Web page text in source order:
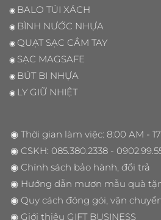
◉ BALO TÚI XÁCH
◉ BÌNH NƯỚC NHỰA
◉ QUẠT SẠC CẦM TAY
◉ SẠC MAGSAFE
◉ BÚT BI NHỰA
◉ LY GIỮ NHIỆT
◉ Thời gian làm việc: 8:00 AM -
◉ CSKH: 085.380.2338 -
◉ Chính sách bảo hành, đổi trả
◉ Hướng dẫn mượn mẫu quà
◉ Quy cách đóng gói, vận
◉ Giới thiệu GIFT BUSINESS